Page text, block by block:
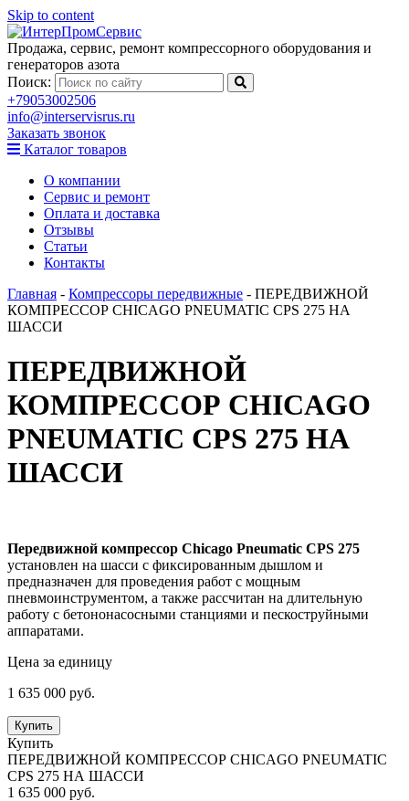
Skip to content
Продажа, сервис, ремонт компрессорного оборудования и
генераторов азота
Поиск:
+79053002506
info@interservisrus.ru
Заказать звонок
Каталог товаров
О компании
Сервис и ремонт
Оплата и доставка
Отзывы
Статьи
Контакты
Главная - Компрессоры передвижные - ПЕРЕДВИЖНОЙ
КОМПРЕССОР CHICAGO PNEUMATIC CPS 275 НА
ШАССИ
ПЕРЕДВИЖНОЙ
КОМПРЕССОР CHICAGO
PNEUMATIC CPS 275 НА
ШАССИ
Передвижной компрессор Chicago Pneumatic CPS 275
установлен на шасси с фиксированным дышлом и
предназначен для проведения работ с мощным
пневмоинструментом, а также рассчитан на длительную
работу с бетононасосными станциями и пескоструйными
аппаратами.
Цена за единицу
1 635 000 руб.
Купить
Купить
ПЕРЕДВИЖНОЙ КОМПРЕССОР CHICAGO PNEUMATIC
CPS 275 НА ШАССИ
1 635 000 руб.